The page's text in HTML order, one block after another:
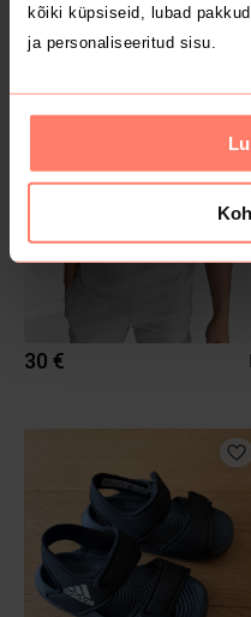
kõiki küpsiseid, lubad
ja personaliseeritud sisu.
30 €